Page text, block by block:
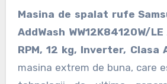
Masina de spalat rufe
AddWash WW12K8412OW/
RPM, 12 kg, Inverter, Clasa
masina extrem de buna, care